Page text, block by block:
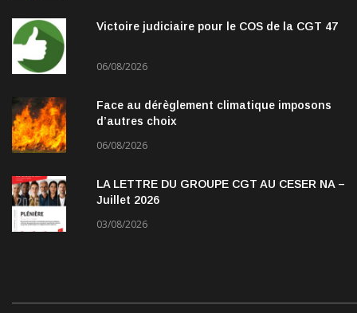
Victoire judiciaire pour le COS de la CGT 47
06/08/2026
Face au dérèglement climatique imposons
d’autres choix
06/08/2026
LA LETTRE DU GROUPE CGT AU CESER NA –
Juillet 2026
03/08/2026